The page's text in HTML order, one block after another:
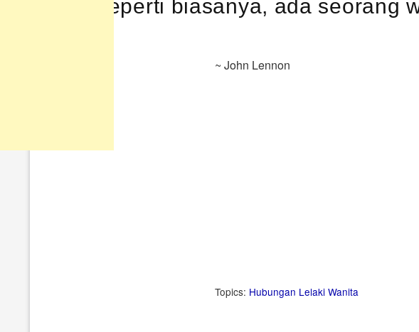
Seperti biasanya, ada seorang
~ John Lennon
Topics: Hubungan Lelaki Wanita